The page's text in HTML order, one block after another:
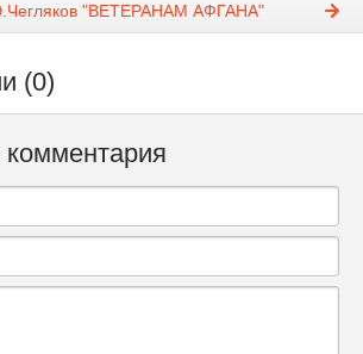
"ВЕТЕРАНАМ АФГАНА"
(0)